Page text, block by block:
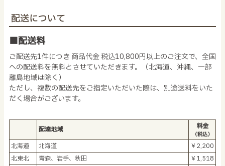
配送について
■配送料
ご配送先1件につき 商品代金 税込10,800円以上のご注文で、全国
への配送料を無料とさせていただきます。（北海道、沖縄、一部
離島地域は除く）
ただし、複数の配送先をご指定いただいた際は、別途送料をいた
だく場合がございます。
配達地域 料金
（税込）
北海道 北海道
￥2,200
北東北
青森、岩手、秋田
￥1,518